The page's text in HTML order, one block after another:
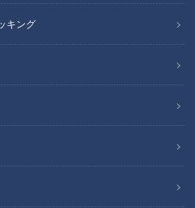
キング
級王座決定戦】 畑中建人vs宝珠山
キポ)で独占ライブ配信決定！解説